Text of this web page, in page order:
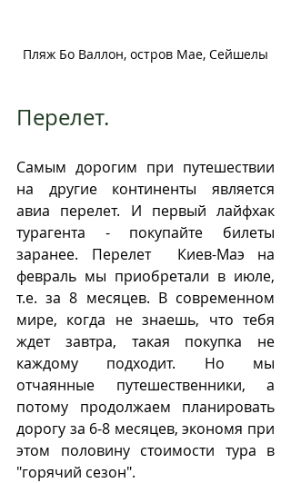
Пляж Бо Валлон, остров Мае, Сейшелы
Перелет.
Самым дорогим при путешествии
на другие континенты является
авиа перелет. И первый лайфхак
турагента - покупайте билеты
заранее. Перелет  Киев-Маэ на
февраль мы приобретали в июле,
т.е. за 8 месяцев. В современном
мире, когда не знаешь, что тебя
ждет завтра, такая покупка не
каждому подходит. Но мы
отчаянные путешественники, а
потому продолжаем планировать
дорогу за 6-8 месяцев, экономя при
этом половину стоимости тура в
"горячий сезон".